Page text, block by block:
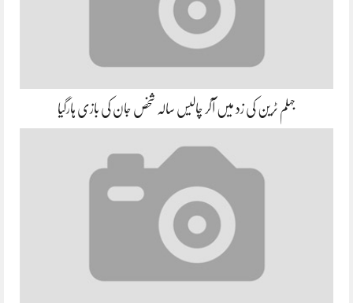
جہلم ٹرین کی زد میں آکر چالیس سالہ شخص جان کی بازی ہارگیا